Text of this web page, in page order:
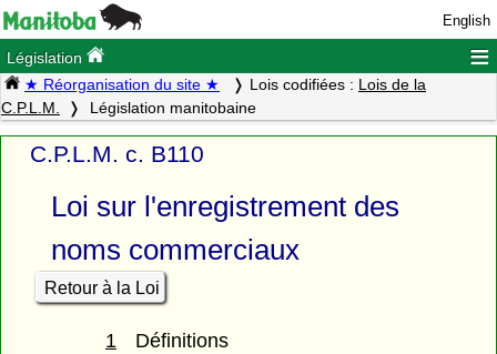
English
Législation ≡
★ Réorganisation du site ★ Lois codifiées : Lois de la
C.P.L.M.
Législation manitobaine
C.P.L.M. c. B110
Loi sur l'enregistrement des
noms commerciaux
Retour à la Loi
1
Définitions